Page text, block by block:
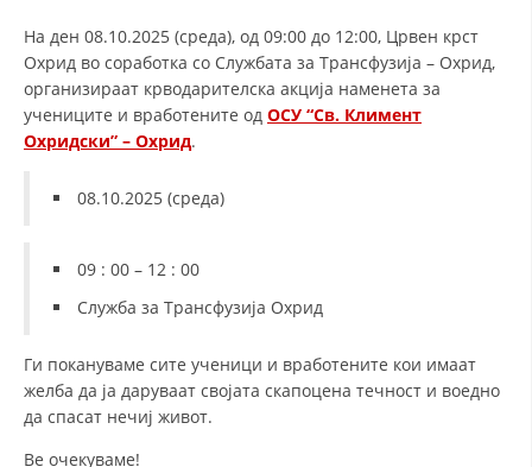
ЧЛЕНСТВО ВО ПРОФЕСИОНАЛНИ ТЕЛА
ЗАКОН ЗА ЦКРМ
ОРГАНИЗАЦИЈА И РАЗВОЈ
РАКОВОДЕН ОДБОР
СТРУКТУРА И ОРГАНИЗАЦИОНА ПОСТАВЕНОСТ
На ден 08.10.2025 (среда), од 09:00 до 12:00, Црвен крст
Охрид во соработка со Службата за Трансфузија – Охрид,
организираат крводарителска акција наменета за
учениците и вработените од ОСУ “Св. Климент
Охридски” – Охрид.
08.10.2025 (среда)
09 : 00 – 12 : 00
Служба за Трансфузија Охрид
Ги покануваме сите ученици и вработените кои имаат
желба да ја даруваат својата скапоцена течност и воедно
да спасат нечиј живот.
Ве очекуваме!